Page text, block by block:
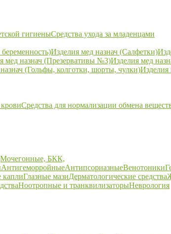
гигиеныСредства ухода за младенцами
Изделия мед назнач (Салфетки)
мед назнач (Презервативы №3)Изделия мед
(Гольфы, колготки, шорты, чулки)Изделия
Средства для нормализации обмена
БКК,
АнтигеморройныеАнтипсориазныеВенотоники
каплиГлазные мазиДерматологические средства
Ноотропные и транквилизаторыНеврология